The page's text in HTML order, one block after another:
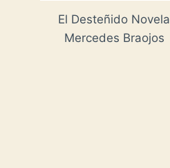
El Desteñido Novela
Mercedes Braojos